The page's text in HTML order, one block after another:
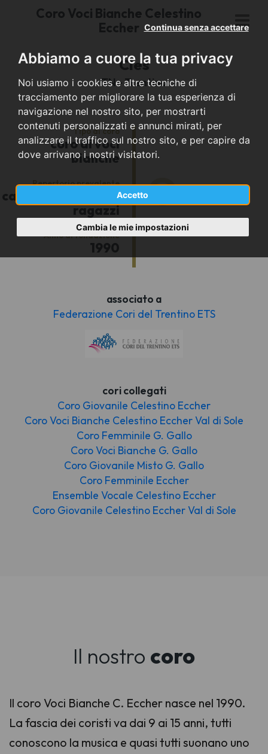
Abbiamo a cuore la tua privacy
Noi usiamo i cookies e altre tecniche di
tracciamento per migliorare la tua esperienza di
navigazione nel nostro sito, per mostrarti
contenuti personalizzati e annunci mirati, per
analizzare il traffico sul nostro sito, e per capire da
dove arrivano i nostri visitatori.
Accetto
Continua senza accettare
Cambia le mie impostazioni
Coro Voci Bianche Celestino
Eccher
Cles
TN - Trentino
Tipo di coro
coro di voci
bianche
Repertorio prevalente
canti per bambini e
ragazzi
Anno di fondazione
1990
associato a
Federazione Cori del Trentino ETS
cori collegati
Coro Giovanile Celestino Eccher
Coro Voci Bianche Celestino Eccher Val di Sole
Coro Femminile G. Gallo
Coro Voci Bianche G. Gallo
Coro Giovanile Misto G. Gallo
Coro Femminile Eccher
Ensemble Vocale Celestino Eccher
Coro Giovanile Celestino Eccher Val di Sole
Il nostro coro
Il coro Voci Bianche C. Eccher nasce nel 1990.
La fascia dei coristi va dai 9 ai 15 anni, tutti
conoscono la musica e quasi tutti suonano uno